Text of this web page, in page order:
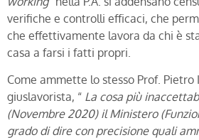
verifiche e controlli efficaci, che
che effettivamente lavora da chi è
casa a farsi i fatti propri.
Come ammette lo stesso Prof. Pietro
giuslavorista, “ La cosa più
(Novembre 2020) il Ministero
grado di dire con precisione quali